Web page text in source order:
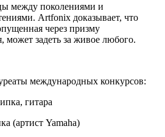
между поколениями и
Artfonix доказывает, что
через призму
может задеть за живое любого.
международных конкурсов:
гитара
(артист Yamaha)